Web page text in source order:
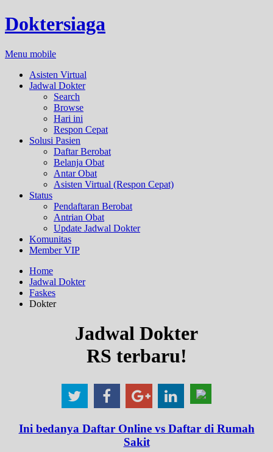
Doktersiaga
Menu mobile
Asisten Virtual
Jadwal Dokter
Search
Browse
Hari ini
Respon Cepat
Solusi Pasien
Daftar Berobat
Belanja Obat
Antar Obat
Asisten Virtual (Respon Cepat)
Status
Pendaftaran Berobat
Antrian Obat
Update Jadwal Dokter
Komunitas
Member VIP
Home
Jadwal Dokter
Faskes
Dokter
Jadwal Dokter
RS terbaru!
Ini bedanya Daftar Online vs Daftar di Rumah
Sakit